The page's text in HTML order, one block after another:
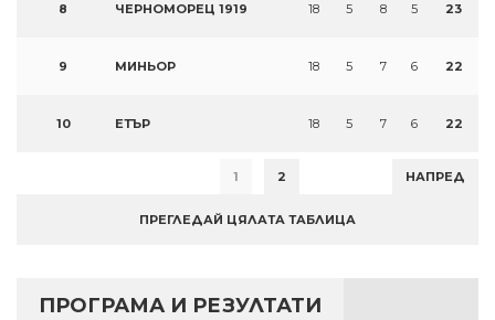
8 ЧЕРНОМОРЕЦ 1919 18 5 8 5 23
9 МИНЬОР 18 5 7 6 22
10 ЕТЪР 18 5 7 6 22
1 2 НАПРЕД
ПРЕГЛЕДАЙ ЦЯЛАТА ТАБЛИЦА
ПРОГРАМА И РЕЗУЛТАТИ